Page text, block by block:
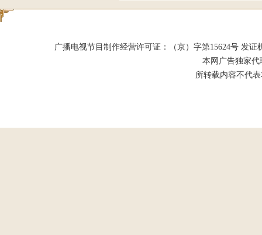
广播电视节目制作经营许可证：（京）字第15624号 发证
本网广告独家
所转载内容不代